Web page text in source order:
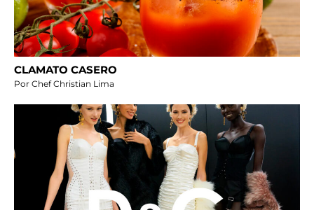
CLAMATO CASERO
Por Chef Christian Lima